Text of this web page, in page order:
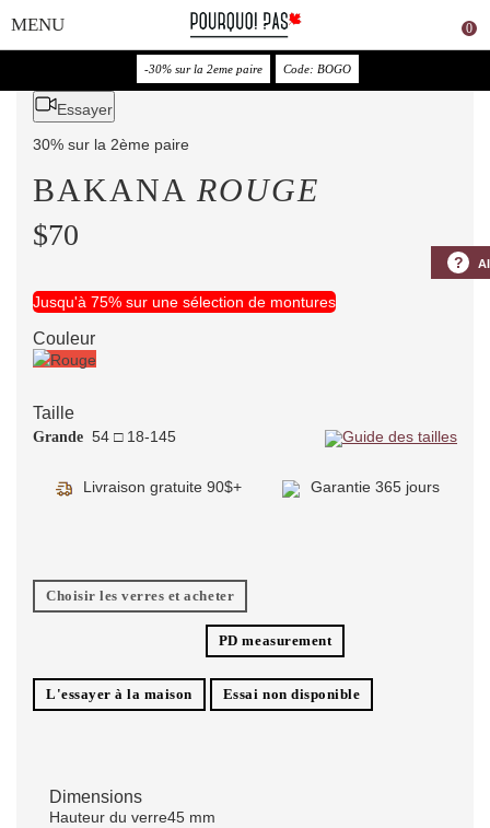
-30% sur la 2eme paire Code: BOGO
0
Essayer
30% sur la 2ème paire
BAKANA ROUGE
$70
Jusqu'à 75% sur une sélection de montures
Couleur
Taille
Guide des tailles
Grande 54 □ 18-145
Livraison gratuite 90$+ Garantie 365 jours
Choisir les verres et acheter
L'essayer à la maison
PD measurement
Essai non disponible
Dimensions
Hauteur du verre45 mm
?